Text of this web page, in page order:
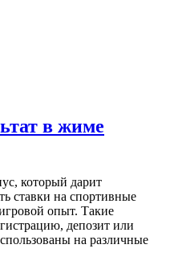
в жиме
который дарит
ставки на спортивные
опыт. Такие
депозит или
на различные